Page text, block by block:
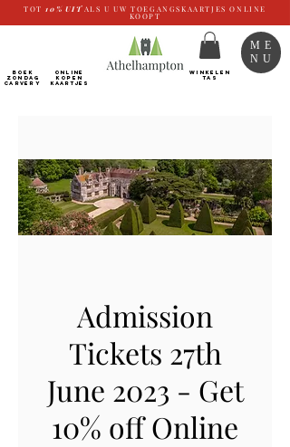
TOT 10% UIT ALS U UW TOEGANGSKAARTJES ONLINE
KOOPT
BOEK
ZONDAG
CARVERY
ONLINE
kopen
Kaartjes
WINKELEN
TAS
ME
NU
Admission
Tickets 27th
June 2023 - Get
10% off Online